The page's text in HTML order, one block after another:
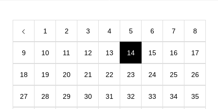
1 2 3 4 5 6 7 8
9 10 11 12 13 14 15 16 17
18 19 20 21 22 23 24 25 26
27 28 29 30 31 32 33 34 35